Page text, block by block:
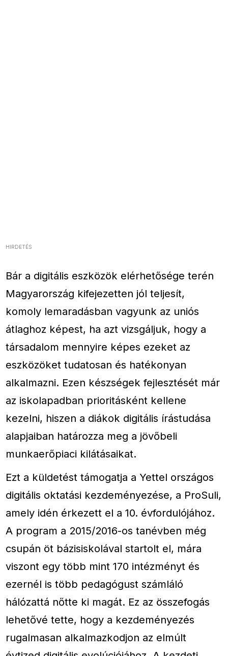
HIRDETÉS
Bár a digitális eszközök elérhetősége terén
Magyarország kifejezetten jól teljesít,
komoly lemaradásban vagyunk az uniós
átlaghoz képest, ha azt vizsgáljuk, hogy a
társadalom mennyire képes ezeket az
eszközöket tudatosan és hatékonyan
alkalmazni. Ezen készségek fejlesztését már
az iskolapadban prioritásként kellene
kezelni, hiszen a diákok digitális írástudása
alapjaiban határozza meg a jövőbeli
munkaerőpiaci kilátásaikat.
Ezt a küldetést támogatja a Yettel országos
digitális oktatási kezdeményezése, a ProSuli,
amely idén érkezett el a 10. évfordulójához.
A program a 2015/2016-os tanévben még
csupán öt bázisiskolával startolt el, mára
viszont egy több mint 170 intézményt és
ezernél is több pedagógust számláló
hálózattá nőtte ki magát. Ez az összefogás
lehetővé tette, hogy a kezdeményezés
rugalmasan alkalmazkodjon az elmúlt